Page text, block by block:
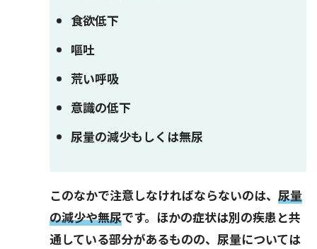
食欲低下
嘔吐
荒い呼吸
意識の低下
尿量の減少もしくは無尿
このなかで注意しなければならないのは、 尿量
の減少や無尿です。ほかの症状は別の疾患と共
通している部分があるものの、尿量については